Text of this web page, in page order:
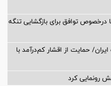
درخصوص توافق برای بازگشایی تنگه
ایران/ حمایت از اقشار کم‌درآمد با
رونمایی کرد